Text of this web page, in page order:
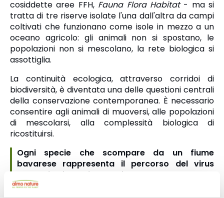
cosiddette aree FFH, Fauna Flora Habitat- ma si
tratta di tre riserve isolate l'una dall'altra da campi
coltivati che funzionano come isole in mezzo a un
oceano agricolo: gli animali non si spostano, le
popolazioni non si mescolano, la rete biologica si
assottiglia.
La continuità ecologica, attraverso corridoi di
biodiversità, è diventata una delle questioni centrali
della conservazione contemporanea. È necessario
consentire agli animali di muoversi, alle popolazioni
di mescolarsi, alla complessità biologica di
ricostituirsi.
Ogni specie che scompare da un fiume
bavarese rappresenta il percorso del virus
verso di noi che si accorcia.